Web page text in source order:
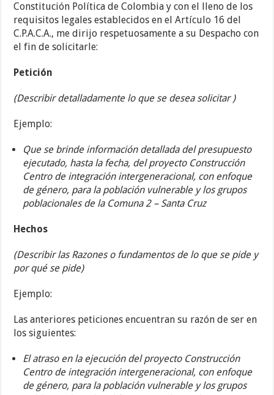
Constitución Política de Colombia y con el lleno de los
requisitos legales establecidos en el Artículo 16 del
C.P.A.C.A., me dirijo respetuosamente a su Despacho con
el fin de solicitarle:
Petición
(Describir detalladamente lo que se desea solicitar )
Ejemplo:
Que se brinde información detallada del presupuesto
ejecutado, hasta la fecha, del proyecto Construcción
Centro de integración intergeneracional, con enfoque
de género, para la población vulnerable y los grupos
poblacionales de la Comuna 2 – Santa Cruz
Hechos
(Describir las Razones o fundamentos de lo que se pide y
por qué se pide)
Ejemplo:
Las anteriores peticiones encuentran su razón de ser en
los siguientes:
El atraso en la ejecución del proyecto Construcción
Centro de integración intergeneracional, con enfoque
de género, para la población vulnerable y los grupos